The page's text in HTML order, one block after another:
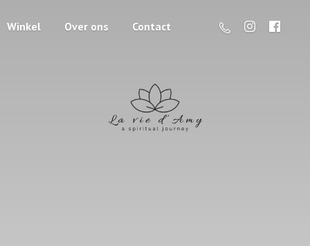
Winkel Over ons Contact